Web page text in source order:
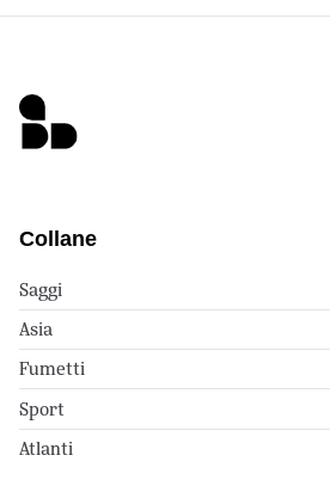
Collane
Saggi
Asia
Fumetti
Sport
Atlanti